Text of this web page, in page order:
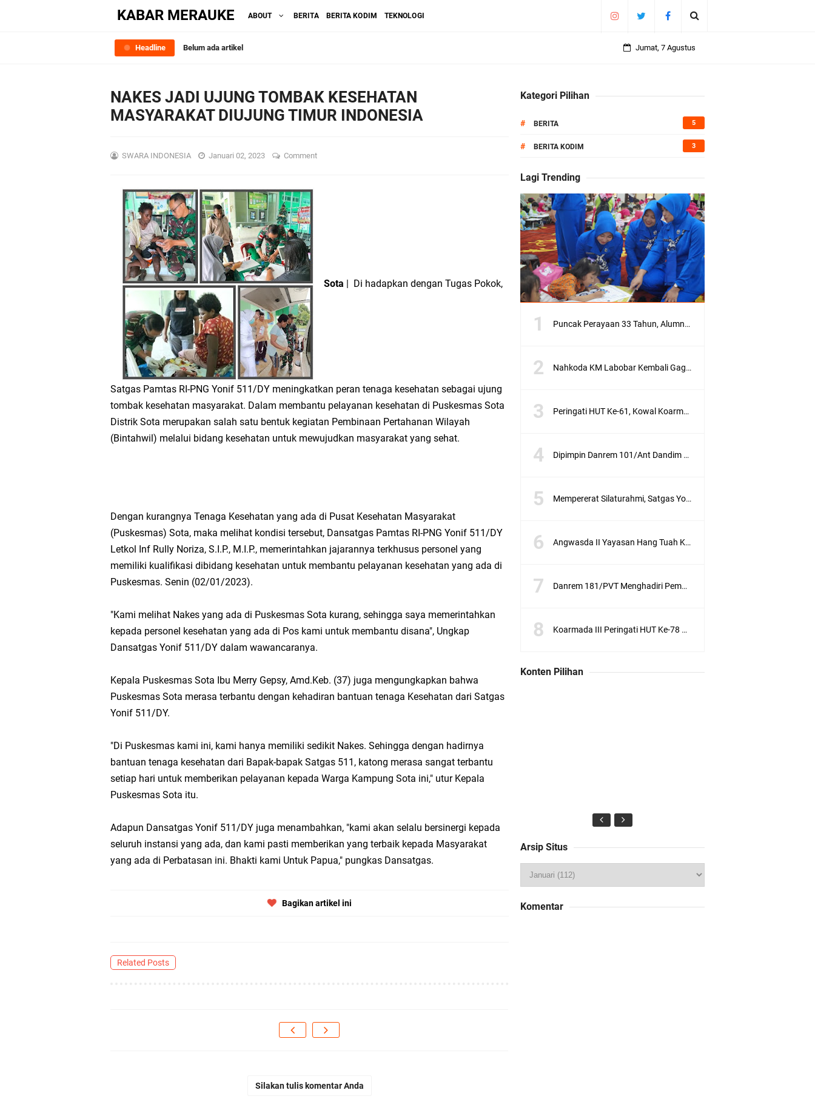
KABAR MERAUKE ABOUT BERITA BERITA KODIM TEKNOLOGI
Headline Belum ada artikel Jumat, 7 Agustus
NAKES JADI UJUNG TOMBAK KESEHATAN
MASYARAKAT DIUJUNG TIMUR INDONESIA
SWARA INDONESIA Januari 02, 2023 Comment
Sota | Di hadapkan dengan Tugas Pokok,
Satgas Pamtas RI-PNG Yonif 511/DY meningkatkan peran tenaga kesehatan sebagai ujung
tombak kesehatan masyarakat. Dalam membantu pelayanan kesehatan di Puskesmas Sota
Distrik Sota merupakan salah satu bentuk kegiatan Pembinaan Pertahanan Wilayah
(Bintahwil) melalui bidang kesehatan untuk mewujudkan masyarakat yang sehat.
Dengan kurangnya Tenaga Kesehatan yang ada di Pusat Kesehatan Masyarakat
(Puskesmas) Sota, maka melihat kondisi tersebut, Dansatgas Pamtas RI-PNG Yonif 511/DY
Letkol Inf Rully Noriza, S.I.P., M.I.P., memerintahkan jajarannya terkhusus personel yang
memiliki kualifikasi dibidang kesehatan untuk membantu pelayanan kesehatan yang ada di
Puskesmas. Senin (02/01/2023).
"Kami melihat Nakes yang ada di Puskesmas Sota kurang, sehingga saya memerintahkan
kepada personel kesehatan yang ada di Pos kami untuk membantu disana", Ungkap
Dansatgas Yonif 511/DY dalam wawancaranya.
Kepala Puskesmas Sota Ibu Merry Gepsy, Amd.Keb. (37) juga mengungkapkan bahwa
Puskesmas Sota merasa terbantu dengan kehadiran bantuan tenaga Kesehatan dari Satgas
Yonif 511/DY.
"Di Puskesmas kami ini, kami hanya memiliki sedikit Nakes. Sehingga dengan hadirnya
bantuan tenaga kesehatan dari Bapak-bapak Satgas 511, katong merasa sangat terbantu
setiap hari untuk memberikan pelayanan kepada Warga Kampung Sota ini," utur Kepala
Puskesmas Sota itu.
Adapun Dansatgas Yonif 511/DY juga menambahkan, "kami akan selalu bersinergi kepada
seluruh instansi yang ada, dan kami pasti memberikan yang terbaik kepada Masyarakat
yang ada di Perbatasan ini. Bhakti kami Untuk Papua," pungkas Dansatgas.
Bagikan artikel ini
Related Posts
Silakan tulis komentar Anda
Kategori Pilihan
# BERITA 5
# BERITA KODIM 3
Lagi Trending
Puncak Perayaan 33 Tahun, Alumni AKABRI '90 Deklarasikan Pemilu Damai Serentak Tahun 2024
Nahkoda KM Labobar Kembali Gagalkan Penyelundupan 4 Ekor Burung Cendrawasih Asal Papua
Peringati HUT Ke-61, Kowal Koarmada III Sajikan Seni Budaya Khas Papua
Dipimpin Danrem 101/Ant Dandim 1007/Bjm Didampingi Ketua Persit KCK Cabang XXX Koorcab Rem 101 PD VI/Mlw Hadiri Sertijab Dandim 1002/HSS
Mempererat Silaturahmi, Satgas Yonif Mekanis 203/AK Laksanakan Anjangsana Bersama Babinsa
Angwasda II Yayasan Hang Tuah Kunjungi Satdik Cabang Surabaya
Danrem 181/PVT Menghadiri Pembukaan MUKERDA I Majelis Daerah GPdI Provinsi PBD
Koarmada III Peringati HUT Ke-78 Polisi Militer Angkatan Laut
Konten Pilihan
Arsip Situs
Komentar